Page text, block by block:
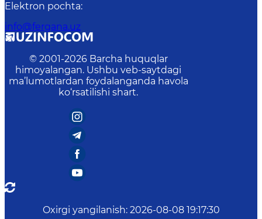
Elektron pochta:
info@fergana.uz
© 2001-2026 Barcha huquqlar
himoyalangan. Ushbu veb-saytdagi
ma’lumotlardan foydalanganda havola
ko‘rsatilishi shart.
Oxirgi yangilanish: 2026-08-08 19:17:30